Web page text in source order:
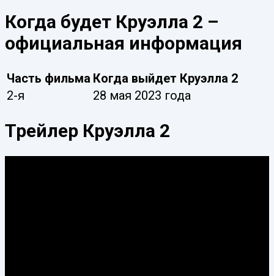
Когда будет Круэлла 2 –
официальная информация
Часть фильма Когда выйдет Круэлла 2
2-я
28 мая 2023 года
Трейлер Круэлла 2